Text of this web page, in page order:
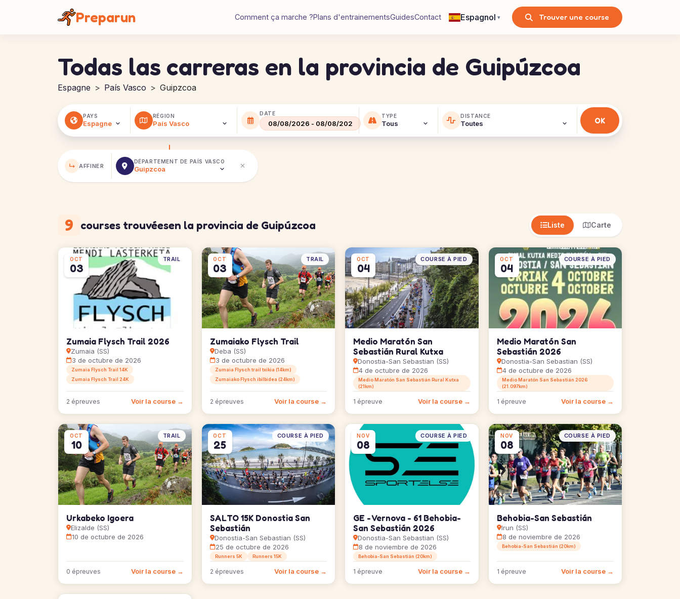
Preparun Comment ça marche ?Plans d'entrainementsGuidesContact Espagnol ▾ Trouver une course
Todas las carreras en la provincia de Guipúzcoa
Espagne País Vasco Guipzcoa
PAYS RÉGION DATE TYPE DISTANCE
↳ AFFINER
DÉPARTEMENT DE PAÍS VASCO
9 courses trouvéesen la provincia de Guipúzcoa Liste Carte
OCT
03
TRAIL
Zumaia Flysch Trail 2026
Zumaia (SS)
3 de octubre de 2026
Zumaia Flysch Trail 14K
Zumaia Flysch Trail 24K
2 épreuves Voir la course →
OCT
03
TRAIL
Zumaiako Flysch Trail
Deba (SS)
3 de octubre de 2026
Zumaia Flysch trail txikia (14km)
Zumaiako Flysch ibilbidea (24km)
2 épreuves Voir la course →
OCT
04
COURSE À PIED
Medio Maratón San
Sebastián Rural Kutxa
Donostia-San Sebastian (SS)
4 de octubre de 2026
Medio Maratón San Sebastián Rural Kutxa
(21km)
1 épreuve Voir la course →
OCT
04
COURSE À PIED
Medio Maratón San
Sebastián 2026
Donostia-San Sebastian (SS)
4 de octubre de 2026
Medio Maratón San Sebastián 2026
(21.097km)
1 épreuve Voir la course →
OCT
10
TRAIL
Urkabeko Igoera
Elizalde (SS)
10 de octubre de 2026
0 épreuves Voir la course →
OCT
25
COURSE À PIED
SALTO 15K Donostia San
Sebastián
Donostia-San Sebastian (SS)
25 de octubre de 2026
Runners 5K Runners 15K
2 épreuves Voir la course →
NOV
08
COURSE À PIED
GE - Vernova - 61 Behobia-
San Sebastián 2026
Donostia-San Sebastian (SS)
8 de noviembre de 2026
Behobia-San Sebastián (20km)
1 épreuve Voir la course →
NOV
08
COURSE À PIED
Behobia-San Sebastián
Irun (SS)
8 de noviembre de 2026
Behobia-San Sebastián (20km)
1 épreuve Voir la course →